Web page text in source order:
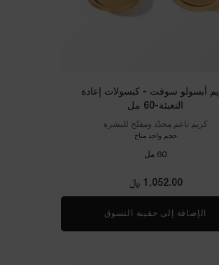
أبسولو سوفت - كبسولات إعادة
التعبئة-60 مل
كريم ناعم مجدّد ومفتّح للبشرة
حجم واحد متاح
60 مل
1,052.00 ﷼
الإضافة إلى حقيبة التسوق